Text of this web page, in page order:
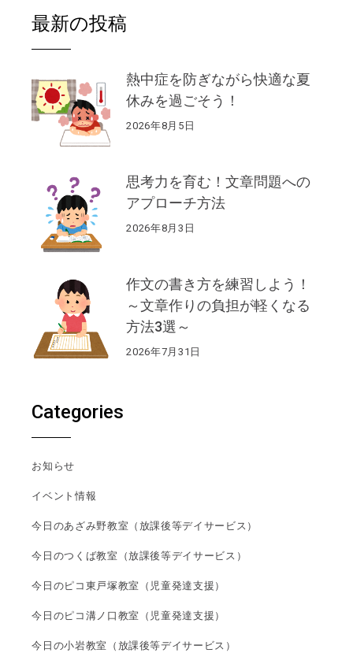
最新の投稿
熱中症を防ぎながら快適な夏
休みを過ごそう！
2026年8月5日
思考力を育む！文章問題への
アプローチ方法
2026年8月3日
作文の書き方を練習しよう！
～文章作りの負担が軽くなる
方法3選～
2026年7月31日
Categories
お知らせ
イベント情報
今日のあざみ野教室（放課後等デイサービス）
今日のつくば教室（放課後等デイサービス）
今日のピコ東戸塚教室（児童発達支援）
今日のピコ溝ノ口教室（児童発達支援）
今日の小岩教室（放課後等デイサービス）